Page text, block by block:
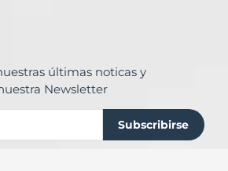
últimas noticas y
Newsletter
Subscribirse